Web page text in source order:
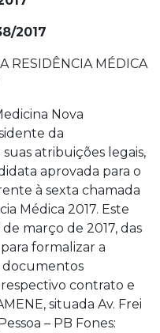
2017
RESIDÊNCIA MÉDICA
Nova
da
suas atribuições legais,
aprovada para o
à sexta chamada
Médica 2017. Este
março de 2017, das
para formalizar a
documentos
contrato e
situada Av. Frei
– PB Fones: